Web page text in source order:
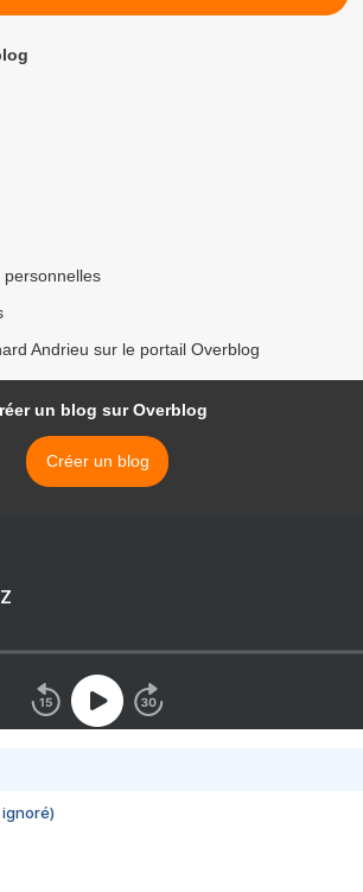
Andrieu sur le portail Overblog
un blog sur Overblog
Créer un blog